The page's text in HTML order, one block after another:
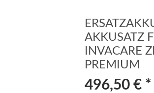
AKKUSATZ
INVACARE
PREMIUM
496,50 € *